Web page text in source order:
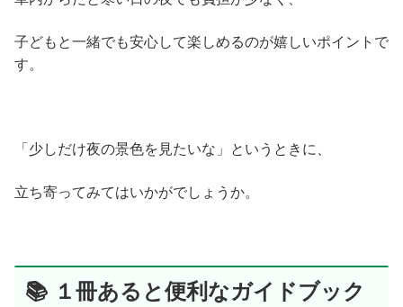
子どもと一緒でも安心して楽しめるのが嬉しいポイントで
す。
「少しだけ夜の景色を見たいな」というときに、
立ち寄ってみてはいかがでしょうか。
📚 １冊あると便利なガイドブック